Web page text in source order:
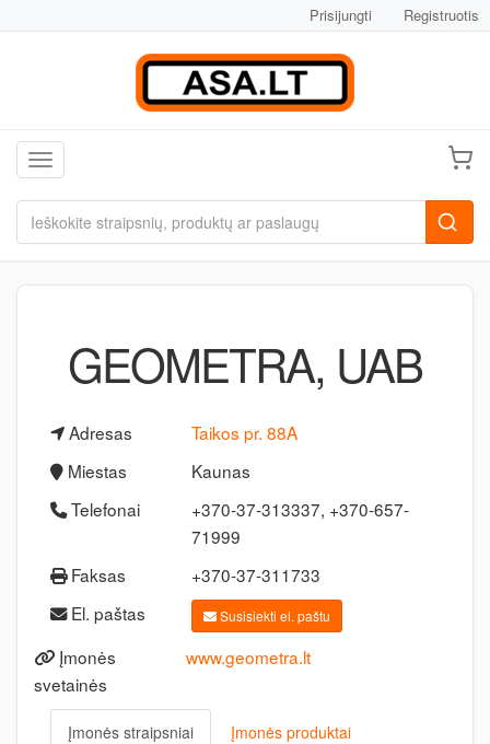
Prisijungti Registruotis
Toggle navigation
GEOMETRA, UAB
Adresas
Taikos pr. 88A
Miestas
Kaunas
Telefonai
+370-37-313337, +370-657-
71999
Faksas
+370-37-311733
El. paštas
Susisiekti el. paštu
Įmonės
svetainės
www.geometra.lt
Įmonės straipsniai Įmonės produktai